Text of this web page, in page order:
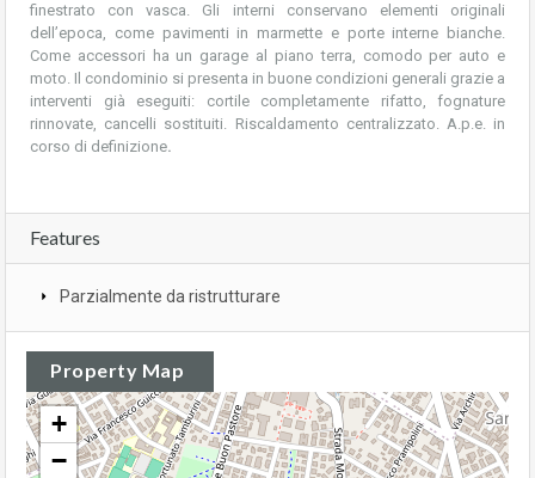
finestrato con vasca. Gli interni conservano elementi originali
dell’epoca, come pavimenti in marmette e porte interne bianche.
Come accessori ha un garage al piano terra, comodo per auto e
moto. Il condominio si presenta in buone condizioni generali grazie a
interventi già eseguiti: cortile completamente rifatto, fognature
rinnovate, cancelli sostituiti. Riscaldamento centralizzato. A.p.e. in
corso di definizione.
Features
Parzialmente da ristrutturare
Property Map
+
−